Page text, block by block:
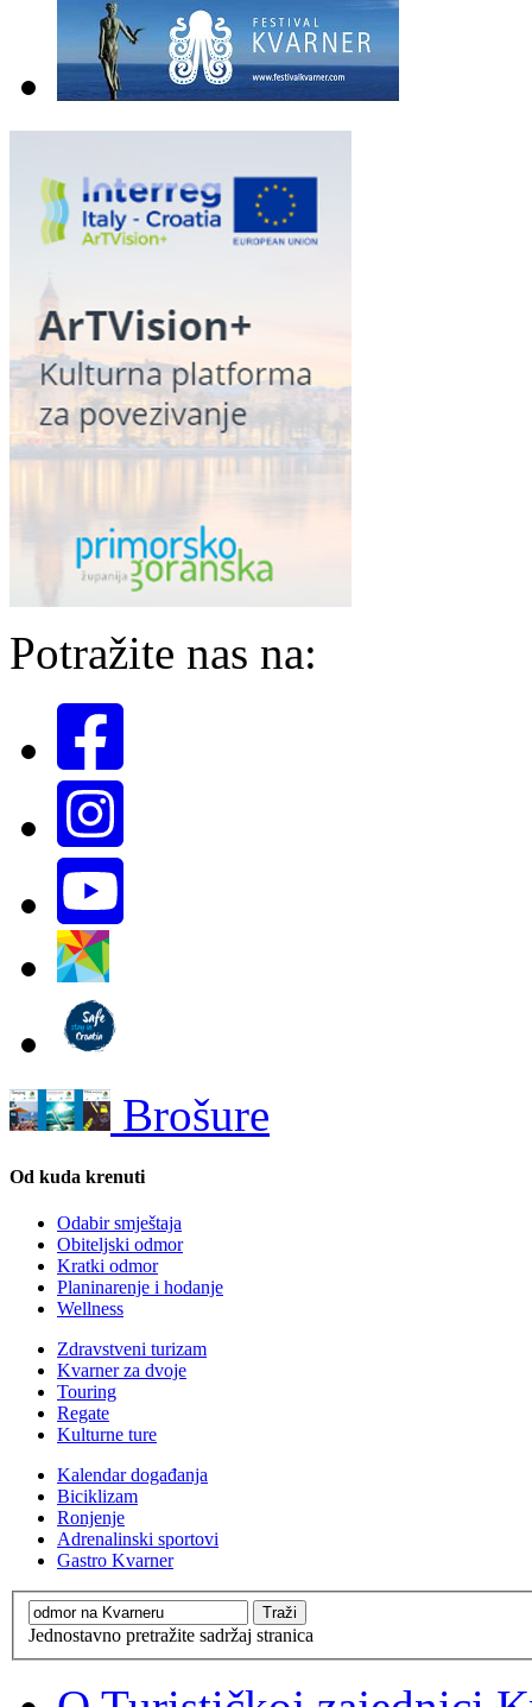
Potražite nas na:
Brošure
Od kuda krenuti
Odabir smještaja
Obiteljski odmor
Kratki odmor
Planinarenje i hodanje
Wellness
Zdravstveni turizam
Kvarner za dvoje
Touring
Regate
Kulturne ture
Kalendar događanja
Biciklizam
Ronjenje
Adrenalinski sportovi
Gastro Kvarner
Jednostavno pretražite sadržaj stranica